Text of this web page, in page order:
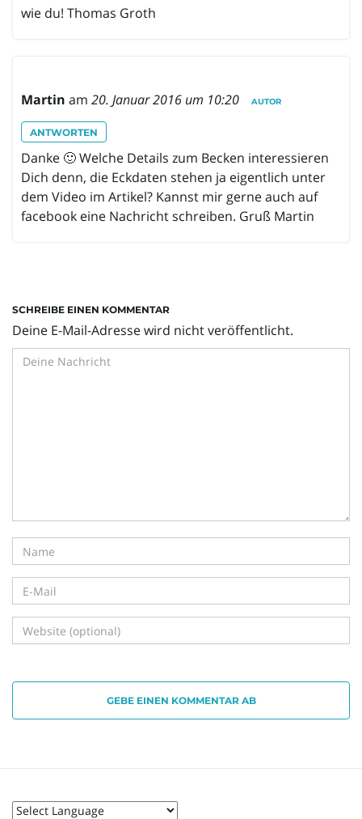
wie du! Thomas Groth
Martin am 20. Januar 2016 um 10:20 AUTOR
ANTWORTEN
Danke 🙂 Welche Details zum Becken interessieren
Dich denn, die Eckdaten stehen ja eigentlich unter
dem Video im Artikel? Kannst mir gerne auch auf
facebook eine Nachricht schreiben. Gruß Martin
SCHREIBE EINEN KOMMENTAR
Deine E-Mail-Adresse wird nicht veröffentlicht.
GEBE EINEN KOMMENTAR AB